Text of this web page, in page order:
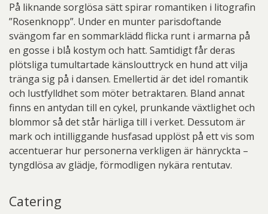
På liknande sorglösa sätt spirar romantiken i litografin
”Rosenknopp”. Under en munter parisdoftande
svängom far en sommarklädd flicka runt i armarna på
en gosse i blå kostym och hatt. Samtidigt får deras
plötsliga tumultartade känslouttryck en hund att vilja
tränga sig på i dansen. Emellertid är det idel romantik
och lustfylldhet som möter betraktaren. Bland annat
finns en antydan till en cykel, prunkande växtlighet och
blommor så det står härliga till i verket. Dessutom är
mark och intilliggande husfasad upplöst på ett vis som
accentuerar hur personerna verkligen är hänryckta –
tyngdlösa av glädje, förmodligen nykära rentutav.
Catering